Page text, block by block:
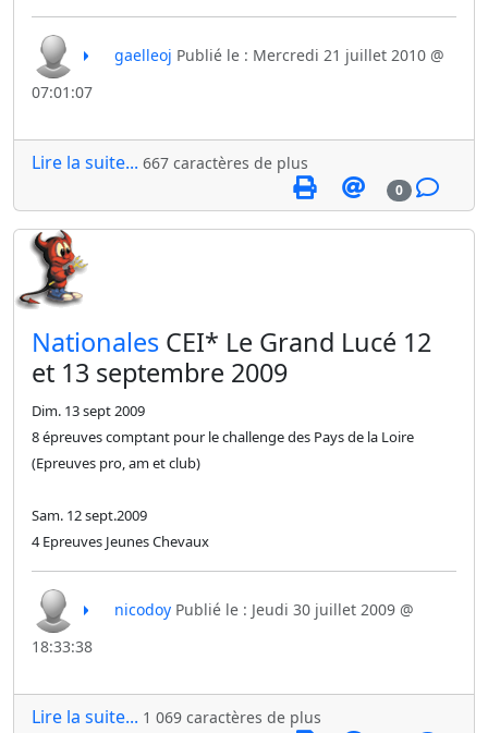
gaelleoj Publié le : Mercredi 21 juillet 2010 @
07:01:07
Lire la suite... 667 caractères de plus
0
​Nationales CEI* Le Grand Lucé 12
et 13 septembre 2009
Dim. 13 sept 2009
8 épreuves comptant pour le challenge des Pays de la Loire
(Epreuves pro, am et club)
Sam. 12 sept.2009
4 Epreuves Jeunes Chevaux
nicodoyPublié le : Jeudi 30 juillet 2009 @
18:33:38
Lire la suite... 1 069 caractères de plus